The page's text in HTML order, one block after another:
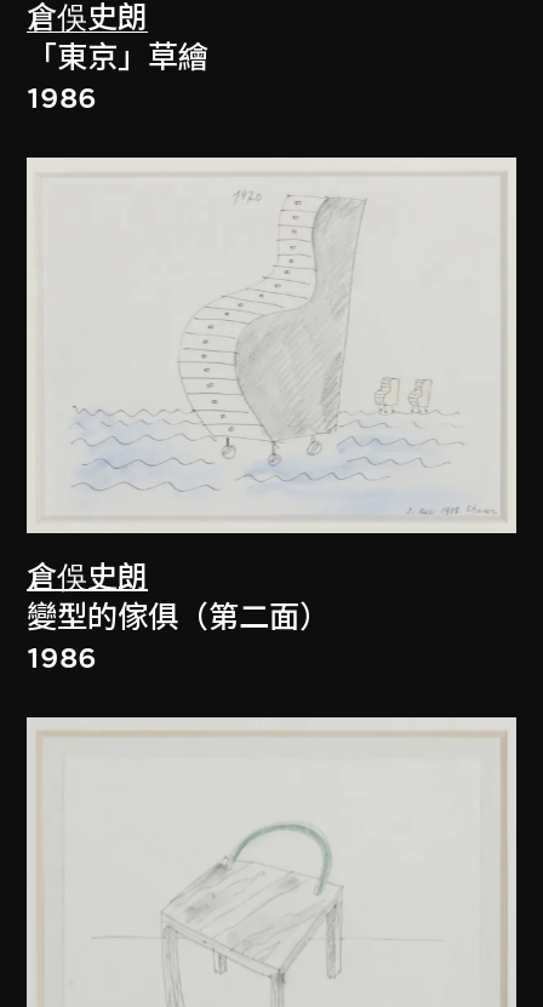
倉俁史朗
「東京」草繪
1986
倉俁史朗
變型的傢俱（第二面）
1986